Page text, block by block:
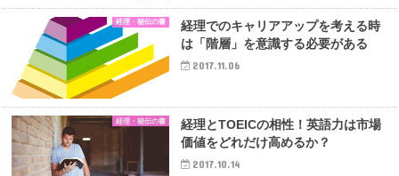
経理・秘伝の書
経理でのキャリアアップを考える時
は「階層」を意識する必要がある
2017.11.06
経理・秘伝の書
経理とTOEICの相性！英語力は市場
価値をどれだけ高めるか？
2017.10.14